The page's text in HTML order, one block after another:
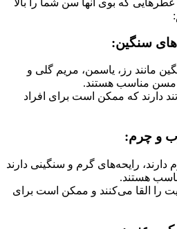
مانند رز، یاسمن، مریم گلی و
مسن مناسب هستند.
دارند که ممکن است برای افراد
رایحه‌های گرم و سنگینی دارند
هستند.
را القا می‌کنند و ممکن است برای